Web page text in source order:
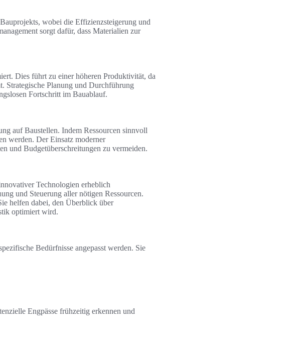
wobei die Effizienzsteigerung und
sorgt dafür, dass Materialien zur
Dies führt zu einer höheren Produktivität, da
Strategische Planung und Durchführung
Fortschritt im Bauablauf.
auf Baustellen. Indem Ressourcen sinnvoll
werden. Der Einsatz moderner
und Budgetüberschreitungen zu vermeiden.
Technologien erheblich
und Steuerung aller nötigen Ressourcen.
helfen dabei, den Überblick über
optimiert wird.
Bedürfnisse angepasst werden. Sie
Engpässe frühzeitig erkennen und